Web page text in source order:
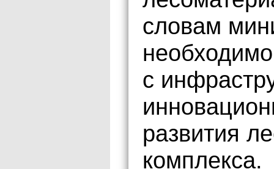
словам
с
развития
комплекса.